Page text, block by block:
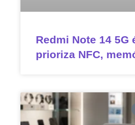
Redmi Note 14 5G
prioriza NFC,